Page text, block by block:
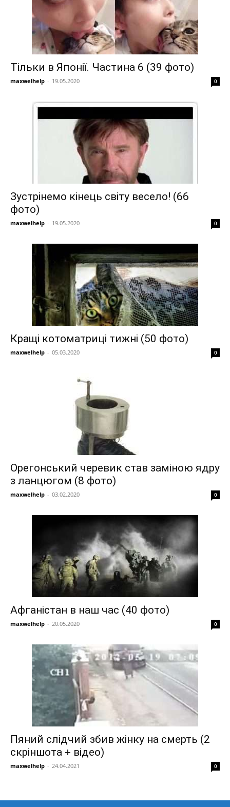
Тільки в Японії. Частина 6 (39 фото)
maxwelhelp - 19.05.2020 0
Зустрінемо кінець світу весело! (66
фото)
maxwelhelp - 19.05.2020 0
Кращі котоматриці тижні (50 фото)
maxwelhelp - 05.03.2020 0
Орегонський черевик став заміною ядру
з ланцюгом (8 фото)
maxwelhelp - 03.02.2020 0
Афганістан в наш час (40 фото)
maxwelhelp - 20.05.2020 0
Пяний слідчий збив жінку на смерть (2
скріншота + відео)
maxwelhelp - 24.04.2021 0